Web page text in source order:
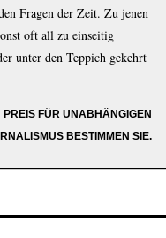
Fragen der Zeit. Zu jenen
oft all zu einseitig
unter den Teppich gekehrt
PREIS FÜR UNABHÄNGIGEN
BESTIMMEN SIE.